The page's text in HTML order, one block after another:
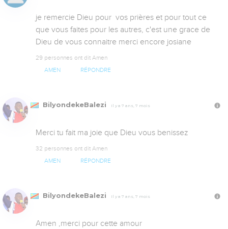
je remercie Dieu pour  vos prières et pour tout ce
que vous faites pour les autres, c'est une grace de
Dieu de vous connaitre merci encore josiane
29 personnes ont dit Amen
AMEN RÉPONDRE
BilyondekeBalezi Il y a 7 ans, 7 mois
Merci tu fait ma joie que Dieu vous benissez
32 personnes ont dit Amen
AMEN RÉPONDRE
BilyondekeBalezi Il y a 7 ans, 7 mois
Amen ,merci pour cette amour